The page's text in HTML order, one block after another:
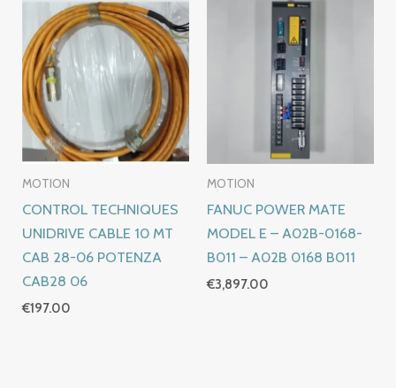
MOTION
CONTROL TECHNIQUES
UNIDRIVE CABLE 10 MT
CAB 28-06 POTENZA
CAB28 06
€197.00
MOTION
FANUC POWER MATE
MODEL E – A02B-0168-
B011 – A02B 0168 B011
€3,897.00